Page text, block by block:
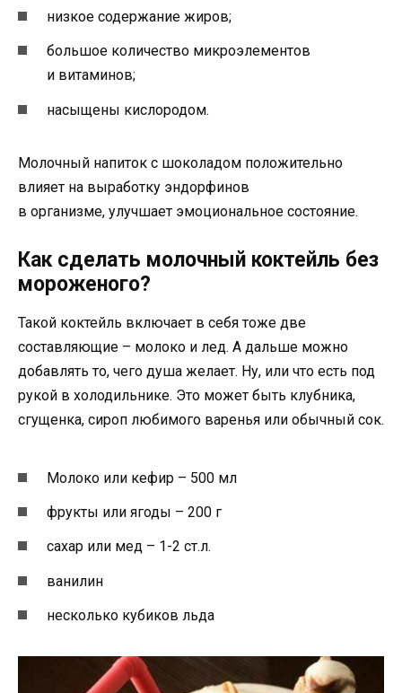
низкое содержание жиров;
большое количество микроэлементов
и витаминов;
насыщены кислородом.
Молочный напиток с шоколадом положительно
влияет на выработку эндорфинов
в организме, улучшает эмоциональное состояние.
Как сделать молочный коктейль без
мороженого?
Такой коктейль включает в себя тоже две
составляющие – молоко и лед. А дальше можно
добавлять то, чего душа желает. Ну, или что есть под
рукой в холодильнике. Это может быть клубника,
сгущенка, сироп любимого варенья или обычный сок.
Молоко или кефир – 500 мл
фрукты или ягоды – 200 г
сахар или мед – 1-2 ст.л.
ванилин
несколько кубиков льда